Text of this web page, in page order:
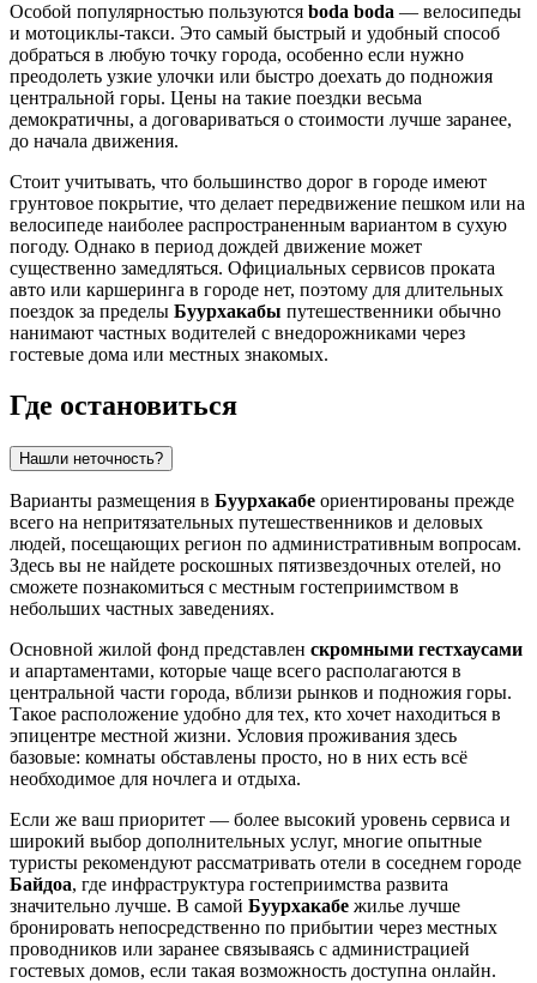
Особой популярностью пользуются boda boda — велосипеды
и мотоциклы-такси. Это самый быстрый и удобный способ
добраться в любую точку города, особенно если нужно
преодолеть узкие улочки или быстро доехать до подножия
центральной горы. Цены на такие поездки весьма
демократичны, а договариваться о стоимости лучше заранее,
до начала движения.
Стоит учитывать, что большинство дорог в городе имеют
грунтовое покрытие, что делает передвижение пешком или на
велосипеде наиболее распространенным вариантом в сухую
погоду. Однако в период дождей движение может
существенно замедляться. Официальных сервисов проката
авто или каршеринга в городе нет, поэтому для длительных
поездок за пределы Буурхакабы путешественники обычно
нанимают частных водителей с внедорожниками через
гостевые дома или местных знакомых.
Где остановиться
Нашли неточность?
Варианты размещения в Буурхакабе ориентированы прежде
всего на непритязательных путешественников и деловых
людей, посещающих регион по административным вопросам.
Здесь вы не найдете роскошных пятизвездочных отелей, но
сможете познакомиться с местным гостеприимством в
небольших частных заведениях.
Основной жилой фонд представлен скромными гестхаусами
и апартаментами, которые чаще всего располагаются в
центральной части города, вблизи рынков и подножия горы.
Такое расположение удобно для тех, кто хочет находиться в
эпицентре местной жизни. Условия проживания здесь
базовые: комнаты обставлены просто, но в них есть всё
необходимое для ночлега и отдыха.
Если же ваш приоритет — более высокий уровень сервиса и
широкий выбор дополнительных услуг, многие опытные
туристы рекомендуют рассматривать отели в соседнем городе
Байдоа, где инфраструктура гостеприимства развита
значительно лучше. В самой Буурхакабе жилье лучше
бронировать непосредственно по прибытии через местных
проводников или заранее связываясь с администрацией
гостевых домов, если такая возможность доступна онлайн.